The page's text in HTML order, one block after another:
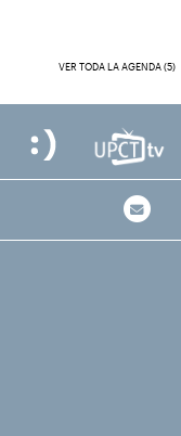
VER TODA LA AGENDA (5)